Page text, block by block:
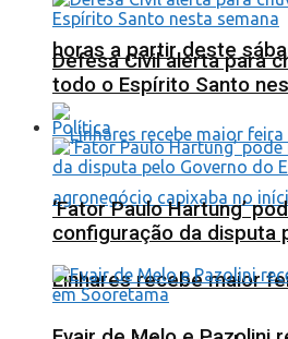
horas a partir deste
Linhares recebe maior
Defesa Civil alerta para
todo o Espírito Santo
Política
‘Fator Paulo Hartung’
configuração da disputa